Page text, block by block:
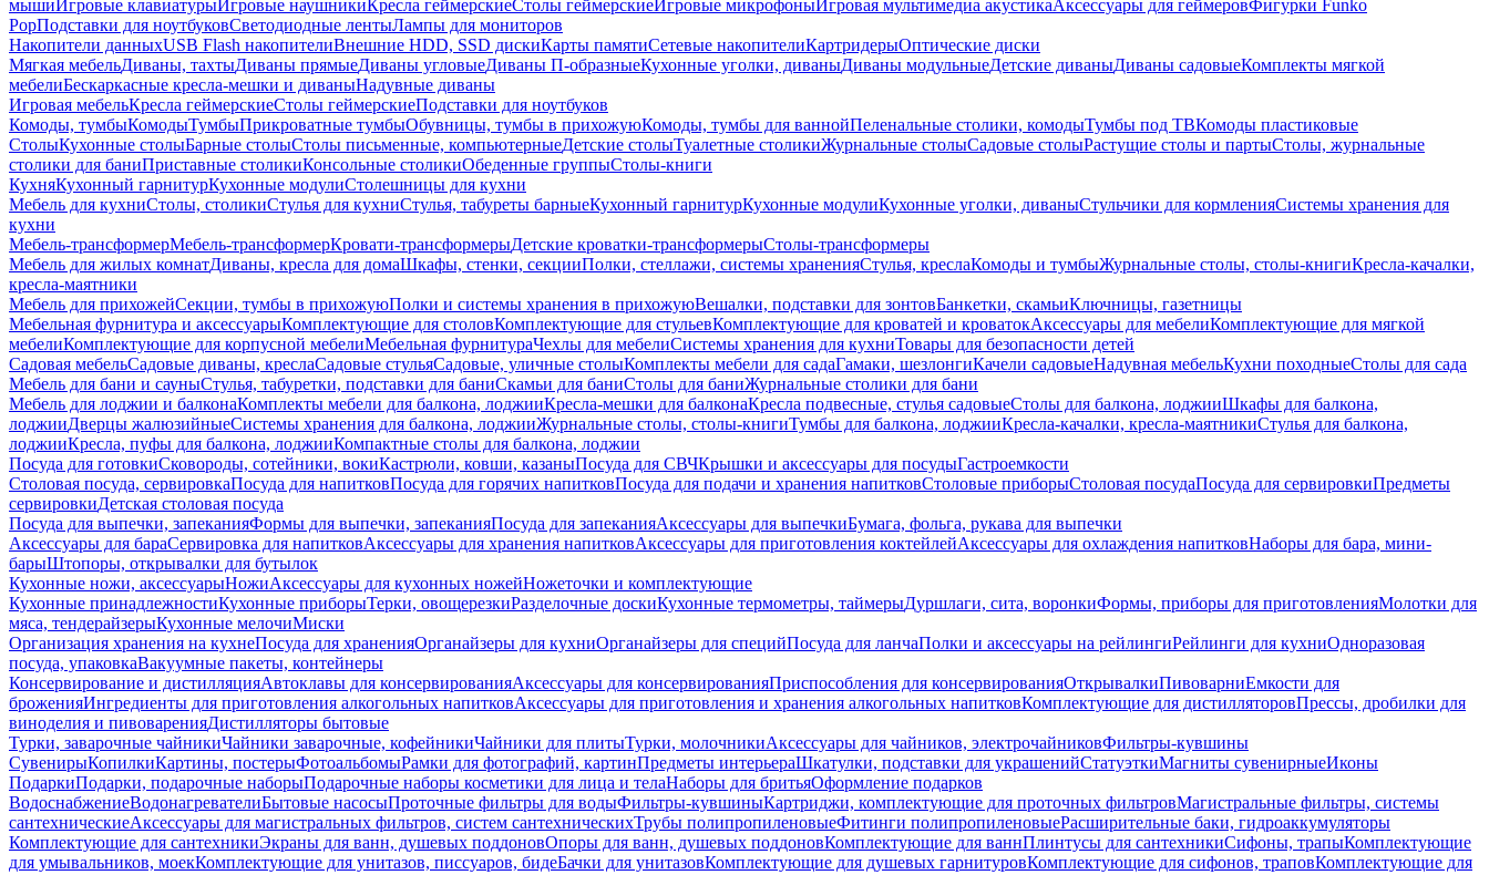
мышиИгровые клавиатурыИгровые наушникиКресла геймерскиеСтолы геймерскиеИгровые микрофоныИгровая мультимедиа акустикаАксессуары для геймеровФигурки Funko
PopПодставки для ноутбуковСветодиодные лентыЛампы для мониторов
Накопители данныхUSB Flash накопителиВнешние HDD, SSD дискиКарты памятиСетевые накопителиКартридерыОптические диски
Мягкая мебельДиваны, тахтыДиваны прямыеДиваны угловыеДиваны П-образныеКухонные уголки, диваныДиваны модульныеДетские диваныДиваны садовыеКомплекты мягкой
мебелиБескаркасные кресла-мешки и диваныНадувные диваны
Игровая мебельКресла геймерскиеСтолы геймерскиеПодставки для ноутбуков
Комоды, тумбыКомодыТумбыПрикроватные тумбыОбувницы, тумбы в прихожуюКомоды, тумбы для ваннойПеленальные столики, комодыТумбы под ТВКомоды пластиковые
СтолыКухонные столыБарные столыСтолы письменные, компьютерныеДетские столыТуалетные столикиЖурнальные столыСадовые столыРастущие столы и партыСтолы, журнальные
столики для баниПриставные столикиКонсольные столикиОбеденные группыСтолы-книги
КухняКухонный гарнитурКухонные модулиСтолешницы для кухни
Мебель для кухниСтолы, столикиСтулья для кухниСтулья, табуреты барныеКухонный гарнитурКухонные модулиКухонные уголки, диваныСтульчики для кормленияСистемы хранения для
кухни
Мебель-трансформерМебель-трансформерКровати-трансформерыДетские кроватки-трансформерыСтолы-трансформеры
Мебель для жилых комнатДиваны, кресла для домаШкафы, стенки, секцииПолки, стеллажи, системы храненияСтулья, креслаКомоды и тумбыЖурнальные столы, столы-книгиКресла-качалки,
кресла-маятники
Мебель для прихожейСекции, тумбы в прихожуюПолки и системы хранения в прихожуюВешалки, подставки для зонтовБанкетки, скамьиКлючницы, газетницы
Мебельная фурнитура и аксессуарыКомплектующие для столовКомплектующие для стульевКомплектующие для кроватей и кроватокАксессуары для мебелиКомплектующие для мягкой
мебелиКомплектующие для корпусной мебелиМебельная фурнитураЧехлы для мебелиСистемы хранения для кухниТовары для безопасности детей
Садовая мебельСадовые диваны, креслаСадовые стульяСадовые, уличные столыКомплекты мебели для садаГамаки, шезлонгиКачели садовыеНадувная мебельКухни походныеСтолы для сада
Мебель для бани и сауныСтулья, табуретки, подставки для баниСкамьи для баниСтолы для баниЖурнальные столики для бани
Мебель для лоджии и балконаКомплекты мебели для балкона, лоджииКресла-мешки для балконаКресла подвесные, стулья садовыеСтолы для балкона, лоджииШкафы для балкона,
лоджииДверцы жалюзийныеСистемы хранения для балкона, лоджииЖурнальные столы, столы-книгиТумбы для балкона, лоджииКресла-качалки, кресла-маятникиСтулья для балкона,
лоджииКресла, пуфы для балкона, лоджииКомпактные столы для балкона, лоджии
Посуда для готовкиСковороды, сотейники, вокиКастрюли, ковши, казаныПосуда для СВЧКрышки и аксессуары для посудыГастроемкости
Столовая посуда, сервировкаПосуда для напитковПосуда для горячих напитковПосуда для подачи и хранения напитковСтоловые приборыСтоловая посудаПосуда для сервировкиПредметы
сервировкиДетская столовая посуда
Посуда для выпечки, запеканияФормы для выпечки, запеканияПосуда для запеканияАксессуары для выпечкиБумага, фольга, рукава для выпечки
Аксессуары для бараСервировка для напитковАксессуары для хранения напитковАксессуары для приготовления коктейлейАксессуары для охлаждения напитковНаборы для бара, мини-
барыШтопоры, открывалки для бутылок
Кухонные ножи, аксессуарыНожиАксессуары для кухонных ножейНожеточки и комплектующие
Кухонные принадлежностиКухонные приборыТерки, овощерезкиРазделочные доскиКухонные термометры, таймерыДуршлаги, сита, воронкиФормы, приборы для приготовленияМолотки для
мяса, тендерайзерыКухонные мелочиМиски
Организация хранения на кухнеПосуда для храненияОрганайзеры для кухниОрганайзеры для специйПосуда для ланчаПолки и аксессуары на рейлингиРейлинги для кухниОдноразовая
посуда, упаковкаВакуумные пакеты, контейнеры
Консервирование и дистилляцияАвтоклавы для консервированияАксессуары для консервированияПриспособления для консервированияОткрывалкиПивоварниЕмкости для
броженияИнгредиенты для приготовления алкогольных напитковАксессуары для приготовления и хранения алкогольных напитковКомплектующие для дистилляторовПрессы, дробилки для
виноделия и пивоваренияДистилляторы бытовые
Турки, заварочные чайникиЧайники заварочные, кофейникиЧайники для плитыТурки, молочникиАксессуары для чайников, электрочайниковФильтры-кувшины
СувенирыКопилкиКартины, постерыФотоальбомыРамки для фотографий, картинПредметы интерьераШкатулки, подставки для украшенийСтатуэткиМагниты сувенирныеИконы
ПодаркиПодарки, подарочные наборыПодарочные наборы косметики для лица и телаНаборы для бритьяОформление подарков
ВодоснабжениеВодонагревателиБытовые насосыПроточные фильтры для водыФильтры-кувшиныКартриджи, комплектующие для проточных фильтровМагистральные фильтры, системы
сантехническиеАксессуары для магистральных фильтров, систем сантехническихТрубы полипропиленовыеФитинги полипропиленовыеРасширительные баки, гидроаккумуляторы
Комплектующие для сантехникиЭкраны для ванн, душевых поддоновОпоры для ванн, душевых поддоновКомплектующие для ваннПлинтусы для сантехникиСифоны, трапыКомплектующие
для умывальников, моекКомплектующие для унитазов, писсуаров, бидеБачки для унитазовКомплектующие для душевых гарнитуровКомплектующие для сифонов, траповКомплектующие для